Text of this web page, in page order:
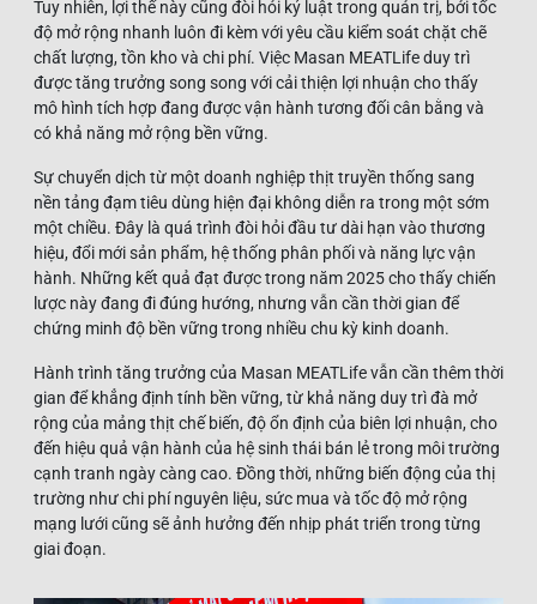
Tuy nhiên, lợi thế này cũng đòi hỏi kỷ luật trong quản trị, bởi tốc
độ mở rộng nhanh luôn đi kèm với yêu cầu kiểm soát chặt chẽ
chất lượng, tồn kho và chi phí. Việc Masan MEATLife duy trì
được tăng trưởng song song với cải thiện lợi nhuận cho thấy
mô hình tích hợp đang được vận hành tương đối cân bằng và
có khả năng mở rộng bền vững.
Sự chuyển dịch từ một doanh nghiệp thịt truyền thống sang
nền tảng đạm tiêu dùng hiện đại không diễn ra trong một sớm
một chiều. Đây là quá trình đòi hỏi đầu tư dài hạn vào thương
hiệu, đổi mới sản phẩm, hệ thống phân phối và năng lực vận
hành. Những kết quả đạt được trong năm 2025 cho thấy chiến
lược này đang đi đúng hướng, nhưng vẫn cần thời gian để
chứng minh độ bền vững trong nhiều chu kỳ kinh doanh.
Hành trình tăng trưởng của Masan MEATLife vẫn cần thêm thời
gian để khẳng định tính bền vững, từ khả năng duy trì đà mở
rộng của mảng thịt chế biến, độ ổn định của biên lợi nhuận, cho
đến hiệu quả vận hành của hệ sinh thái bán lẻ trong môi trường
cạnh tranh ngày càng cao. Đồng thời, những biến động của thị
trường như chi phí nguyên liệu, sức mua và tốc độ mở rộng
mạng lưới cũng sẽ ảnh hưởng đến nhịp phát triển trong từng
giai đoạn.